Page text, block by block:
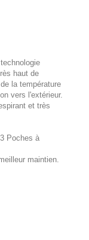
haut de
la température
vers l'extérieur.
et très
Poches à
maintien.